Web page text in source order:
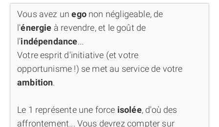
Vous avez un ego non négligeable, de
l'énergie à revendre, et le goût de
l'indépendance...
Votre esprit d'initiative (et votre
opportunisme !) se met au service de votre
ambition.
Le 1 représente une force isolée, d'où des
affrontement... Vous devrez compter sur